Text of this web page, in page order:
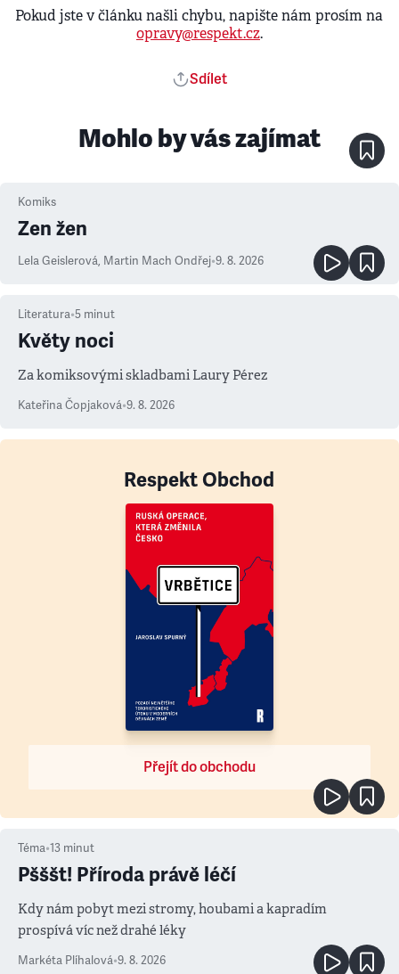
Pokud jste v článku našli chybu, napište nám prosím na
opravy@respekt.cz.
Sdílet
Mohlo by vás zajímat
Komiks
Zen žen
Lela Geislerová, Martin Mach Ondřej•9. 8. 2026
Literatura•5 minut
Květy noci
Za komiksovými skladbami Laury Pérez
Kateřina Čopjaková•9. 8. 2026
Respekt Obchod
Přejít do obchodu
Téma•13 minut
Pšššt! Příroda právě léčí
Kdy nám pobyt mezi stromy, houbami a kapradím
prospívá víc než drahé léky
Markéta Plíhalová•9. 8. 2026